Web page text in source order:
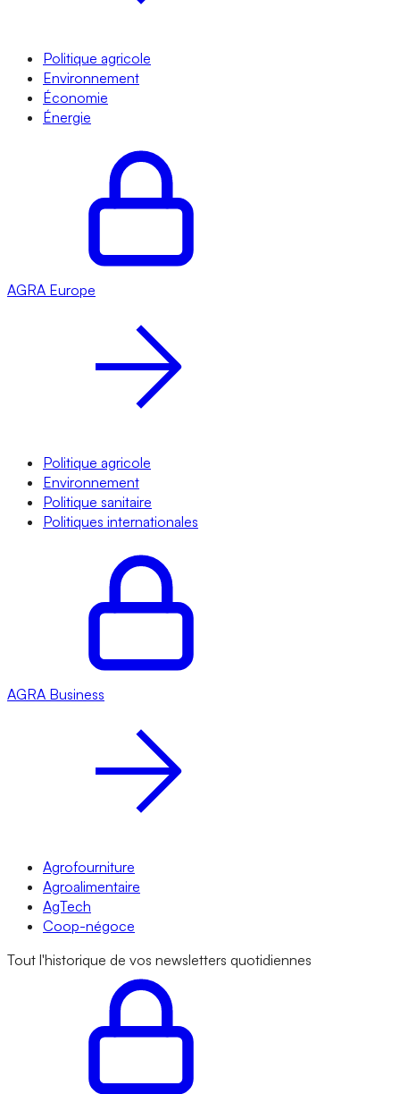
Politique agricole
Environnement
Économie
Énergie
AGRA Europe
Politique agricole
Environnement
Politique sanitaire
Politiques internationales
AGRA Business
Agrofourniture
Agroalimentaire
AgTech
Coop-négoce
Tout l'historique de vos newsletters quotidiennes